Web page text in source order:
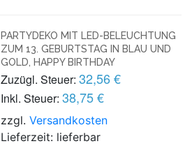
PARTYDEKO MIT LED-BELEUCHTUNG
ZUM 13. GEBURTSTAG IN BLAU UND
GOLD, HAPPY BIRTHDAY
Zuzügl. Steuer: 32,56 €
Inkl. Steuer: 38,75 €
zzgl.Versandkosten
Lieferzeit: lieferbar